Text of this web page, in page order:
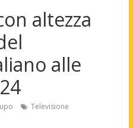
altezza
alle
Televisione